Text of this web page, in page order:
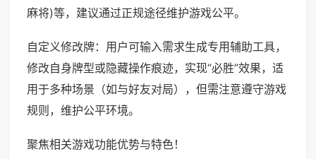
麻将)等，建议通过正规途径维护游戏公平。
自定义修改牌：用户可输入需求生成专用辅助工具，
修改自身牌型或隐藏操作痕迹，实现“必胜”效果，适
用于多种场景（如与好友对局），但需注意遵守游戏
规则，维护公平环境。
聚焦相关游戏功能优势与特色！